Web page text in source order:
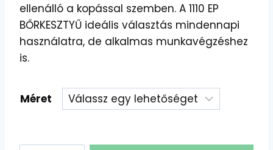
ellenálló a kopással szemben. A 1110 EP
BŐRKESZTYŰ ideális választás mindennapi
használatra, de alkalmas munkavégzéshez
is.
Méret